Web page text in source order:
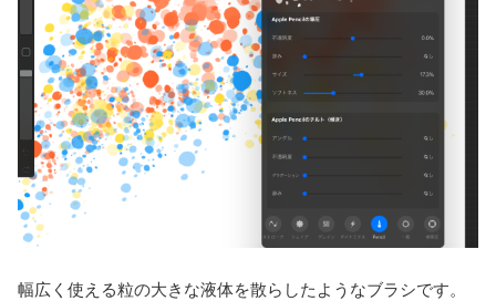
幅広く使える粒の大きな液体を散らしたようなブラシです。